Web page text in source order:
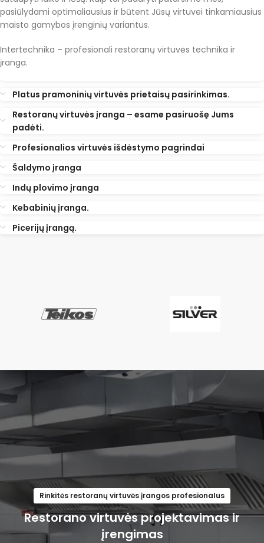
pasiūlydami optimaliausius ir būtent Jūsų virtuvei tinkamiausius
maisto gamybos įrenginių variantus.
Intertechnika – profesionali restoranų virtuvės technika ir
įranga.
Platus pramoninių virtuvės prietaisų pasirinkimas.
Restoranų virtuvės įranga – esame pasiruošę Jums
padėti.
Profesionalios virtuvės išdėstymo pagrindai
Šaldymo įranga
Indų plovimo įranga
Kebabinių įranga.
Picerijų įrangą.
Rinkitės restoranų virtuvės įrangos profesionalus
Restorano virtuvės projektavimas ir
įrengimas